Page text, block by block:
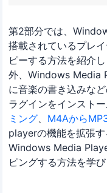
第2部分では、
搭載されているプレ
ピーする方法を紹介
外、Windows Media
に音楽の書き込みな
ラグインをインストー
ミング、 M4Aから
playerの機能を拡張す
Windows Media
ピングする方法を学び